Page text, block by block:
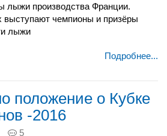
лыжи производства Франции.
чемпионы и призёры
лыжи
Подробнее...
положение о Кубке
-2016
5